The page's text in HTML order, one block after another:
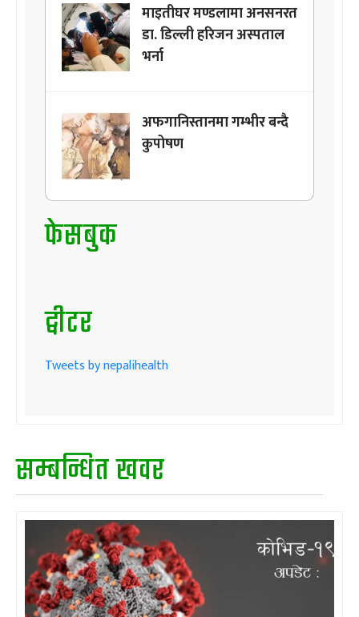
माइतीघर मण्डलामा अनसनरत
डा. डिल्ली हरिजन अस्पताल
भर्ना
अफगानिस्तानमा गम्भीर बन्दै
कुपोषण
फेसबुक
ट्वीटर
Tweets by nepalihealth
सम्बन्धित खवर